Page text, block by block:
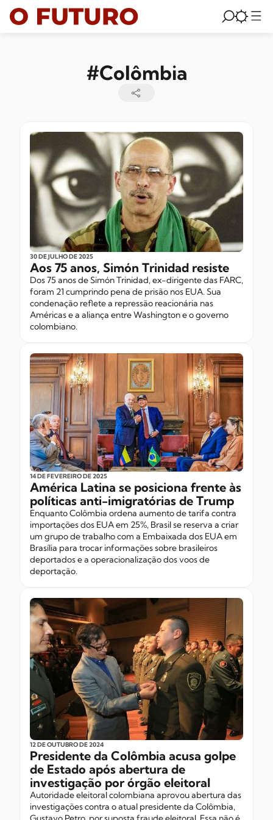
#Colômbia
30 DE JULHODE 2025
Aos 75 anos, Simón Trinidad resiste
Dos 75 anos de Simón Trinidad, ex-dirigente das FARC,
foram 21 cumprindo pena de prisão nos EUA. Sua
condenação reflete a repressão reacionária nas
Américas e a aliança entre Washington e o governo
colombiano.
14 DE FEVEREIRODE 2025
América Latina se posiciona frente às
políticas anti-imigratórias de Trump
Enquanto Colômbia ordena aumento de tarifa contra
importações dos EUA em 25%, Brasil se reserva a criar
um grupo de trabalho com a Embaixada dos EUA em
Brasília para trocar informações sobre brasileiros
deportados e a operacionalização dos voos de
deportação.
12 DE OUTUBRODE 2024
Presidente da Colômbia acusa golpe
de Estado após abertura de
investigação por órgão eleitoral
Autoridade eleitoral colombiana aprovou abertura das
investigações contra o atual presidente da Colômbia,